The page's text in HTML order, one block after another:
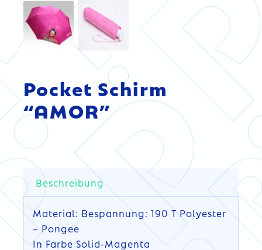
Pocket Schirm
“AMOR”
Beschreibung
Material: Bespannung: 190 T Polyester
– Pongee
In Farbe Solid-Magenta